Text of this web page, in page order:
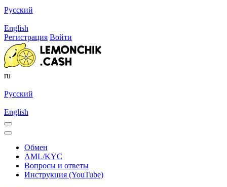
Русский
English
Регистрация Войти
ru
Русский
English
Обмен
AML/KYC
Вопросы и ответы
Инструкция (YouTube)